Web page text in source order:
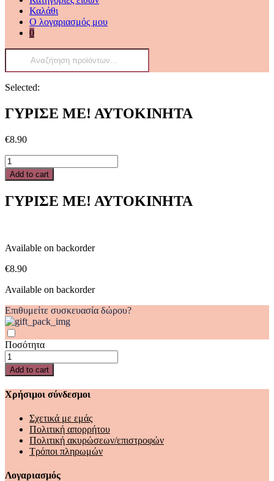
Καλάθι
Ο λογαριασμός μου
0
Products
Selected:
ΓΥΡΙΣΕ ΜΕ! ΑΥΤΟΚΙΝΗΤΑ
€8.90
ΓΥΡΙΣΕ
ΜΕ!
ΑΥΤΟΚΙΝΗΤΑ
Add to cart
ΓΥΡΙΣΕ ΜΕ! ΑΥΤΟΚΙΝΗΤΑ
Available on backorder
€8.90
Available on backorder
Επιθυμείτε συσκευασία δώρου?
Ποσότητα
ΓΥΡΙΣΕ
ΜΕ!
ΑΥΤΟΚΙΝΗΤΑ
quantity
Add to cart
Χρήσιμοι σύνδεσμοι
Σχετικά με εμάς
Πολιτική απορρήτου
Πολιτική ακυρώσεων/επιστροφών
Τρόποι πληρωμών
Λογαριασμός